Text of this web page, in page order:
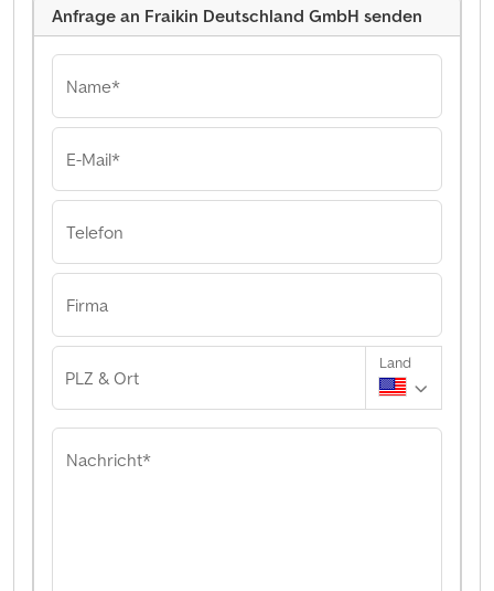
Anfrage an Fraikin Deutschland GmbH senden
Name*
E-Mail*
Telefon
Firma
PLZ & Ort
Land
Nachricht*